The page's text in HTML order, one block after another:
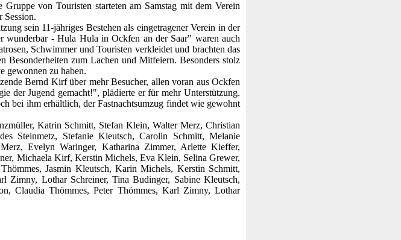
von Touristen starteten am Samstag mit dem Verein
Session.
sein 11-jähriges Bestehen als eingetragener Verein in der
wunderbar - Hula Hula in Ockfen an der Saar" waren auch
Schwimmer und Touristen verkleidet und brachten das
zum Lachen und Mitfeiern. Besonders stolz
gewonnen zu haben.
Bernd Kirf über mehr Besucher, allen voran aus Ockfen
der Jugend gemacht!", plädierte er für mehr Unterstützung.
bei ihm erhältlich, der Fastnachtsumzug findet wie gewohnt
Katrin Schmitt, Stefan Klein, Walter Merz, Christian
Steinmetz, Stefanie Kleutsch, Carolin Schmitt, Melanie
Evelyn Waringer, Katharina Zimmer, Arlette Kieffer,
Michaela Kirf, Kerstin Michels, Eva Klein, Selina Grewer,
Jasmin Kleutsch, Karin Michels, Kerstin Schmitt,
Zimny, Lothar Schreiner, Tina Budinger, Sabine Kleutsch,
Claudia Thömmes, Peter Thömmes, Karl Zimny, Lothar